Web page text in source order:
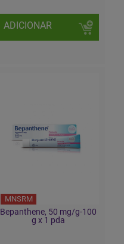
ADICIONAR
MNSRM
Bepanthene, 50 mg/g-100
g x 1 pda